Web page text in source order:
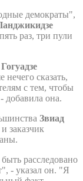
демократы",
раз, три пули
сказать,
с тем, чтобы
добавила она.
Звиад
заказчик
расследовано
- указал он. "Я